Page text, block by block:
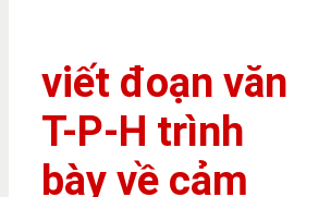
viết đoạn văn
T-P-H trình
bày về cảm